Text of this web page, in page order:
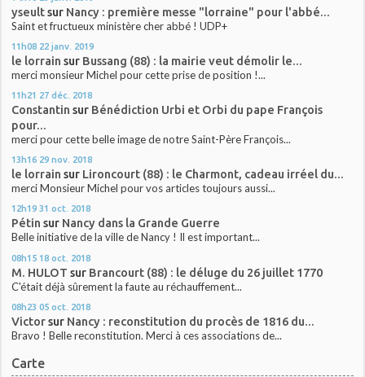
yseultsur Nancy : première messe "lorraine" pour l'abbé...
Saint et fructueux ministère cher abbé ! UDP+
11h08 22 janv. 2019
le lorrain sur Bussang (88) : la mairie veut démolir le...
merci monsieur Michel pour cette prise de position !...
11h21 27 déc. 2018
Constantin sur Bénédiction Urbi et Orbi du pape François
pour...
merci pour cette belle image de notre Saint-Père François...
13h16 29 nov. 2018
le lorrain sur Lironcourt (88) : le Charmont, cadeau irréel du...
merci Monsieur Michel pour vos articles toujours aussi...
12h19 31 oct. 2018
Pétin sur Nancy dans la Grande Guerre
Belle initiative de la ville de Nancy ! Il est important...
08h15 18 oct. 2018
M. HULOT sur Brancourt (88) : le déluge du 26 juillet 1770
C'était déjà sûrement la faute au réchauffement...
08h23 05 oct. 2018
Victorsur Nancy : reconstitution du procès de 1816 du...
Bravo ! Belle reconstitution. Merci à ces associations de...
Carte